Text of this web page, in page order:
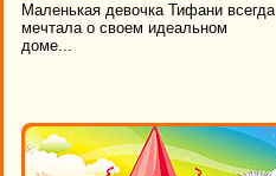
Маленькая девочка Тифани всегда
мечтала о своем идеальном
доме...